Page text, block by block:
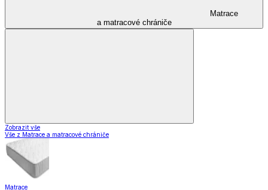
Matrace
a matracové chrániče
Zobrazit vše
Vše z Matrace a matracové chrániče
Matrace